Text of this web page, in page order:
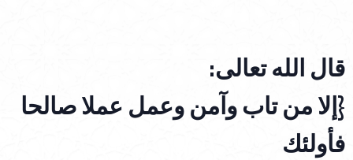
قال الله تعالى:
{إلا من تاب وآمن وعمل عملا صالحا
فأولئك